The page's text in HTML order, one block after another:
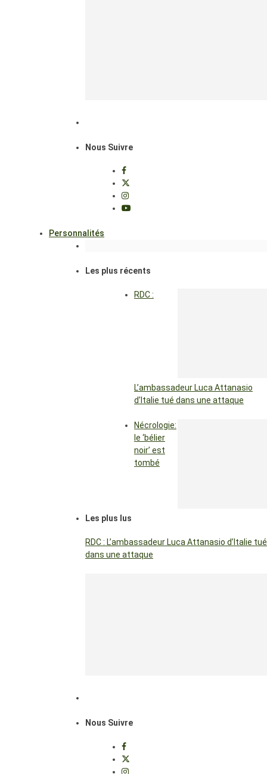
Nous Suivre
Personnalités
Les plus récents
RDC :
L’ambassadeur Luca Attanasio
d’Italie tué dans une attaque
Nécrologie:
le ‘bélier
noir’ est
tombé
Les plus lus
RDC : L’ambassadeur Luca Attanasio d’Italie tué
dans une attaque
Nous Suivre